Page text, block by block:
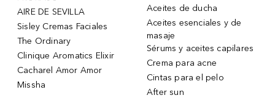
AIRE DE SEVILLA
Sisley Cremas Faciales
The Ordinary
Clinique Aromatics Elixir
Cacharel Amor Amor
Missha
Aceites de ducha
Aceites esenciales y de
masaje
Sérums y aceites capilares
Crema para acne
Cintas para el pelo
After sun